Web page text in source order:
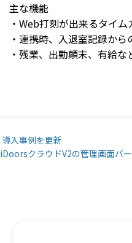
主な機能
・Web打刻が出来るタイ
・連携時、入退室記録か
・残業、出勤顛末、有給
Post
導入事例を更新
iDoorsクラウドV2の管理画面バ